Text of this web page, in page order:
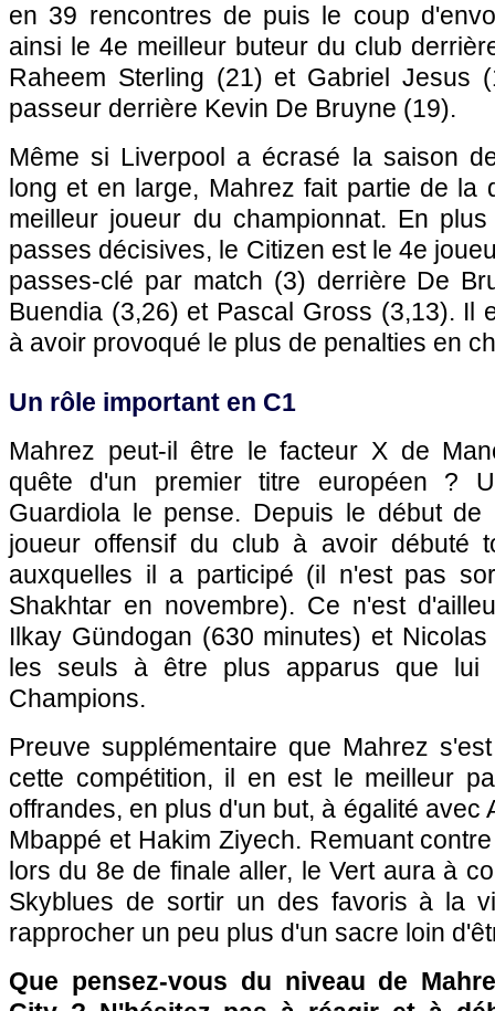
en 39 rencontres de puis le coup
ainsi le 4e meilleur buteur du club
Raheem Sterling (21) et Gabriel Jesus
passeur derrière Kevin De Bruyne (19).
Même si Liverpool a écrasé la saison
long et en large, Mahrez fait partie de la
meilleur joueur du championnat. En
passes décisives, le Citizen est le 4e
passes-clé par match (3) derrière De
Buendia (3,26) et Pascal Gross (3,13). Il
à avoir provoqué le plus de penalties en
Un rôle important en C1
Mahrez peut-il être le facteur X de
quête d'un premier titre européen ?
Guardiola le pense. Depuis le début
joueur offensif du club à avoir débuté
auxquelles il a participé (il n'est pas
Shakhtar en novembre). Ce n'est
Ilkay Gündogan (630 minutes) et
les seuls à être plus apparus que lui
Champions.
Preuve supplémentaire que Mahrez
cette compétition, il en est le meilleur
offrandes, en plus d'un but, à égalité avec
Mbappé et Hakim Ziyech. Remuant
lors du 8e de finale aller, le Vert aura à
Skyblues de sortir un des favoris à la
rapprocher un peu plus d'un sacre loin
Que pensez-vous du niveau de